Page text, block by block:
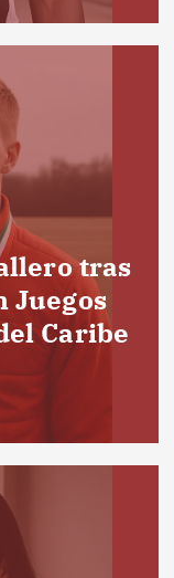
tras
Juegos
Caribe